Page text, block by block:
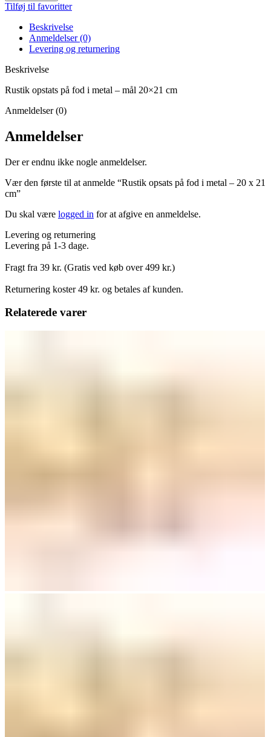
Tilføj til favoritter
Beskrivelse
Anmeldelser (0)
Levering og returnering
Beskrivelse
Rustik opstats på fod i metal – mål 20×21 cm
Anmeldelser (0)
Anmeldelser
Der er endnu ikke nogle anmeldelser.
Vær den første til at anmelde “Rustik opsats på fod i metal – 20 x 21
cm”
Du skal være logged in for at afgive en anmeldelse.
Levering og returnering
Levering på 1-3 dage.
Fragt fra 39 kr. (Gratis ved køb over 499 kr.)
Returnering koster 49 kr. og betales af kunden.
Relaterede varer